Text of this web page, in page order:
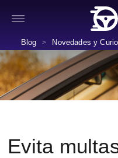
Blog > Novedades y
Evita